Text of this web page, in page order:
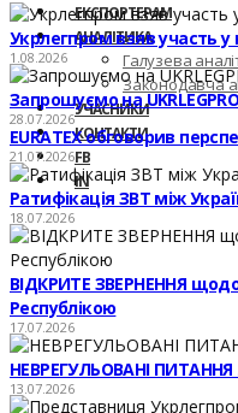
ЕКСПОРТЕРАМ
АНАЛІТИКА
Галузева
Законодавча
УЧАСНИКИ
КОНТАКТИ
FB
IN
Укрлегпром взяв участь
1.08.2026
Запрошуємо на
28.07.2026
EURATEX обговорив
21.07.2026
Ратифікація ЗВТ між
18.07.2026
ВІДКРИТЕ ЗВЕРНЕННЯ щодо
Республікою
17.07.2026
НЕВРЕГУЛЬОВАНІ ПИТАННЯ
13.07.2026